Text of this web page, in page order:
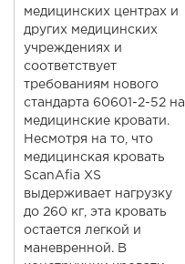
медицинских центрах и
других медицинских
учреждениях и
соответствует
требованиям нового
стандарта 60601-2-52 на
медицинские кровати.
Несмотря на то, что
медицинская кровать
ScanAfia XS
выдерживает нагрузку
до 260 кг, эта кровать
остается легкой и
маневренной. В